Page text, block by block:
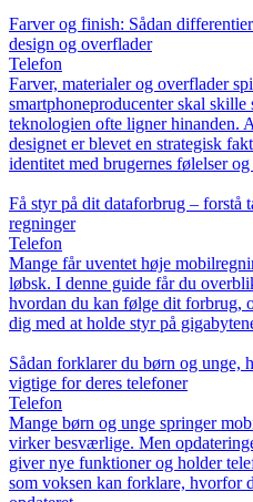
Farver og finish: Sådan
design og overflader
Telefon
Farver, materialer og overflader
smartphoneproducenter skal
teknologien ofte ligner hinanden.
designet er blevet en strategisk
identitet med brugernes følelser
Få styr på dit dataforbrug – forstå
regninger
Telefon
Mange får uventet høje
løbsk. I denne guide får du
hvordan du kan følge dit forbrug,
dig med at holde styr på
Sådan forklarer du børn og unge,
vigtige for deres telefoner
Telefon
Mange børn og unge springer
virker besværlige. Men
giver nye funktioner og holder
som voksen kan forklare, hvorfor